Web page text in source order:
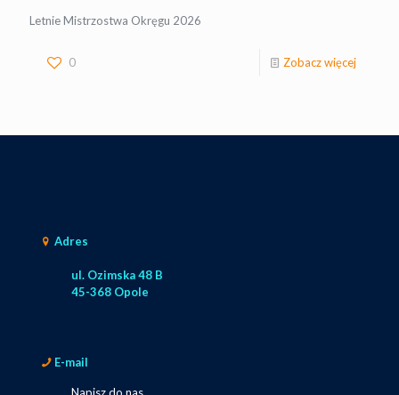
Letnie Mistrzostwa Okręgu 2026
0 Zobacz więcej
Adres
ul. Ozimska 48 B
45-368 Opole
E-mail
Napisz do nas